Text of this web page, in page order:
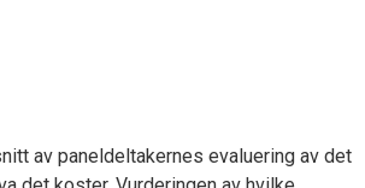
av paneldeltakernes evaluering av det